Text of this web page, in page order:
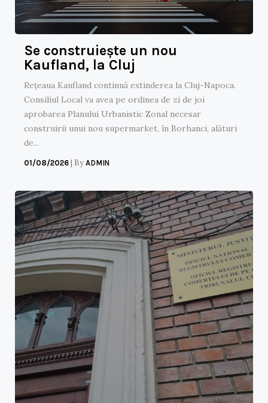
Se construiește un nou
Kaufland, la Cluj
Rețeaua Kaufland continuă extinderea la Cluj-Napoca.
Consiliul Local va avea pe ordinea de zi de joi
aprobarea Planului Urbanistic Zonal necesar
construirii unui nou supermarket, în Borhanci, alături
de...
01/08/2026 | By ADMIN